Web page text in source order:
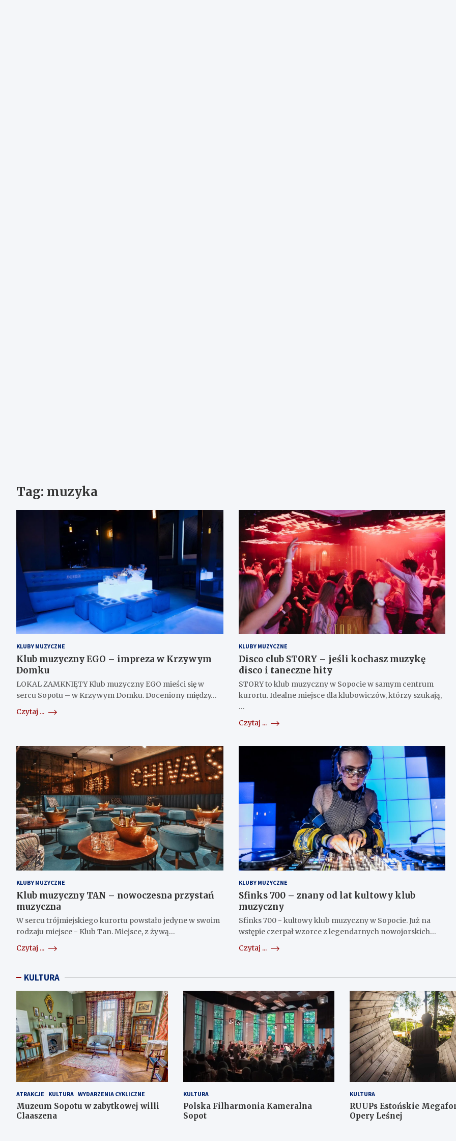
Tag: muzyka
KLUBY MUZYCZNE
Klub muzyczny EGO – impreza w Krzywym
Domku
LOKAL ZAMKNIĘTY Klub muzyczny EGO mieści się w
sercu Sopotu – w Krzywym Domku. Doceniony między…
Czytaj ...
KLUBY MUZYCZNE
Disco club STORY – jeśli kochasz muzykę
disco i taneczne hity
STORY to klub muzyczny w Sopocie w samym centrum
kurortu. Idealne miejsce dla klubowiczów, którzy szukają,
…
Czytaj ...
KLUBY MUZYCZNE
Klub muzyczny TAN – nowoczesna przystań
muzyczna
W sercu trójmiejskiego kurortu powstało jedyne w swoim
rodzaju miejsce - Klub Tan. Miejsce, z żywą…
Czytaj ...
KLUBY MUZYCZNE
Sfinks 700 – znany od lat kultowy klub
muzyczny
Sfinks 700 - kultowy klub muzyczny w Sopocie. Już na
wstępie czerpał wzorce z legendarnych nowojorskich…
Czytaj ...
KULTURA
ATRAKCJE KULTURA WYDARZENIA CYKLICZNE
Muzeum Sopotu w zabytkowej willi
Claaszena
KULTURA
Polska Filharmonia Kameralna
Sopot
KULTURA
RUUPs Estońskie
Opery Leśnej